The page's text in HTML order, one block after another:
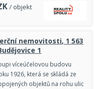
/ objekt
nemovitosti, 1 563
1
víceúčelovou budovu
1926, která se skládá ze
objektů na rohu ulic